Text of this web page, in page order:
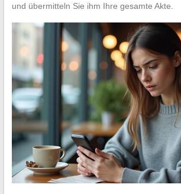
und übermitteln Sie ihm Ihre gesamte Akte.